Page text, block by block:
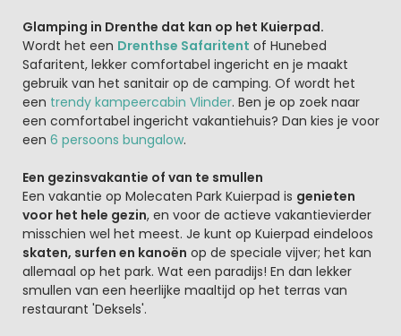
Glamping in Drenthe dat kan op het Kuierpad.
Wordt het een Drenthse Safaritent of Hunebed
Safaritent, lekker comfortabel ingericht en je maakt
gebruik van het sanitair op de camping. Of wordt het
een trendy kampeercabin Vlinder. Ben je op zoek naar
een comfortabel ingericht vakantiehuis? Dan kies je voor
een 6 persoons bungalow.
Een gezinsvakantie of van te smullen
Een vakantie op Molecaten Park Kuierpad is genieten
voor het hele gezin, en voor de actieve vakantievierder
misschien wel het meest. Je kunt op Kuierpad eindeloos
skaten, surfen en kanoën op de speciale vijver; het kan
allemaal op het park. Wat een paradijs! En dan lekker
smullen van een heerlijke maaltijd op het terras van
restaurant 'Deksels'.